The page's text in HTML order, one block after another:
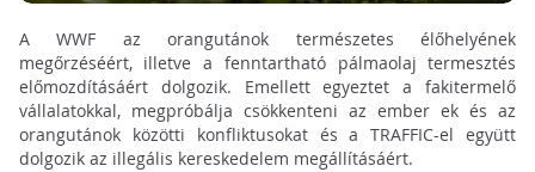
A WWF az orangutánok természetes élőhelyének
megőrzéséért, illetve a fenntartható pálmaolaj termesztés
előmozdításáért dolgozik. Emellett egyeztet a fakitermelő
vállalatokkal, megpróbálja csökkenteni az ember ek és az
orangutánok közötti konfliktusokat és a TRAFFIC-el együtt
dolgozik az illegális kereskedelem megállításáért.